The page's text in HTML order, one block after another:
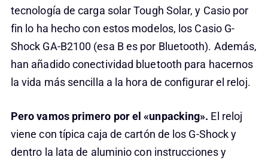
tecnología de carga solar Tough Solar, y Casio por
fin lo ha hecho con estos modelos, los Casio G-
Shock GA-B2100 (esa B es por Bluetooth). Además,
han añadido conectividad bluetooth para hacernos
la vida más sencilla a la hora de configurar el reloj.
Pero vamos primero por el «unpacking». El reloj
viene con típica caja de cartón de los G-Shock y
dentro la lata de aluminio con instrucciones y